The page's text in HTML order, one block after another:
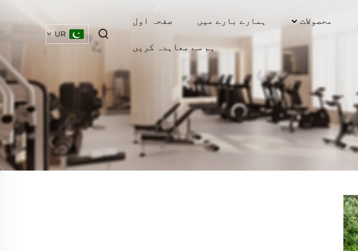
صفحہ اول ہمارے بارے میں محصولات
ہم سے معاہدہ کریں
UR